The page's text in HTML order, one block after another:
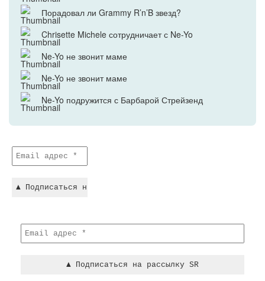
Порадовал ли Grammy R’n’B звезд?
Chrisette Michele сотрудничает с Ne-Yo
Ne-Yo не звонит маме
Ne-Yo не звонит маме
Ne-Yo подружится с Барбарой Стрейзенд